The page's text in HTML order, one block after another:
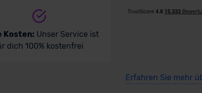
Kosten: Unser Service ist
dich 100% kostenfrei
Erfahren Sie mehr